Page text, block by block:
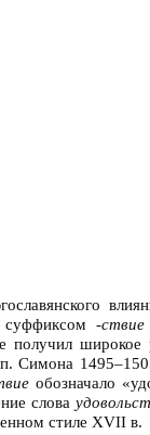
суффиксом-ствие
получил
Симона
обозначало
слова
стиле XVII в.